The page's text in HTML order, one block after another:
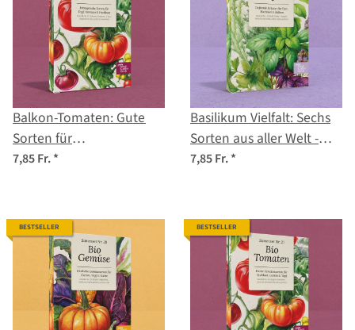
Balkon-Tomaten: Gute
Sorten für
Stadtgärtner:innen -
7,85 Fr.*
Basilikum Vielfalt: Sechs
Sorten aus aller Welt -
Samenset Nr. 19
7,85 Fr.*
BESTSELLER BESTSELLER